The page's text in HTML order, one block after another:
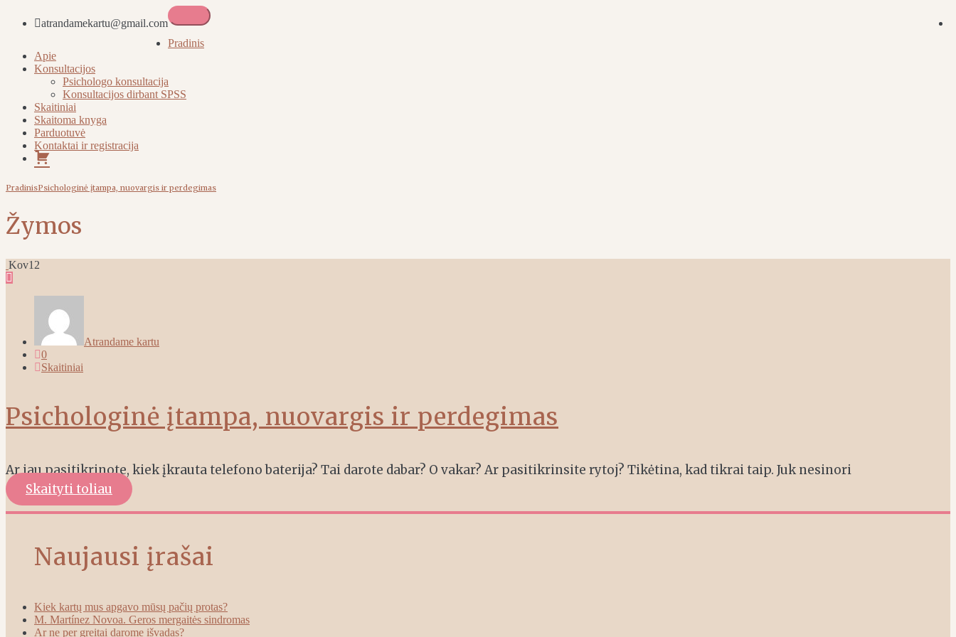
atrandamekartu@gmail.com
Atrandame kartu
Pradinis
Apie
Konsultacijos
Psichologo konsultacija
Konsultacijos dirbant SPSS
Skaitiniai
Skaitoma knyga
Parduotuvė
Kontaktai ir registracija
Pirkinių
krepšelis
PradinisPsichologinė įtampa, nuovargis ir perdegimas
Žymos
Kov12
Atrandame kartu
0
Skaitiniai
Psichologinė įtampa, nuovargis ir perdegimas
Ar jau pasitikrinote, kiek įkrauta telefono baterija? Tai darote dabar? O vakar? Ar pasitikrinsite rytoj? Tikėtina, kad tikrai taip. Juk nesinori
Skaityti toliau
Naujausi įrašai
Kiek kartų mus apgavo mūsų pačių protas?
M. Martínez Novoa. Geros mergaitės sindromas
Ar ne per greitai darome išvadas?